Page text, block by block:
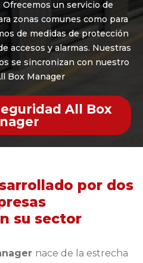
un servicio de
zonas comunes como para
de medidas de protección
accesos y alarmas. Nuestras
se sincronizan con nuestro
Box Manager
All Box
por dos
su sector
nace de la estrecha